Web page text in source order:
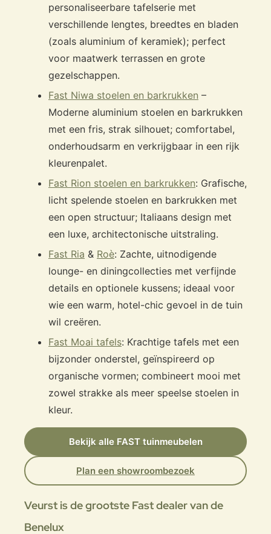
personaliseerbare tafelserie met
verschillende lengtes, breedtes en bladen
(zoals aluminium of keramiek); perfect
voor maatwerk terrassen en grote
gezelschappen.
Fast Niwa stoelen en barkrukken –
Moderne aluminium stoelen en barkrukken
met een fris, strak silhouet; comfortabel,
onderhoudsarm en verkrijgbaar in een rijk
kleurenpalet.
Fast Rion stoelen en barkrukken: Grafische,
licht spelende stoelen en barkrukken met
een open structuur; Italiaans design met
een luxe, architectonische uitstraling.
Fast Ria & Roè: Zachte, uitnodigende
lounge- en diningcollecties met verfijnde
details en optionele kussens; ideaal voor
wie een warm, hotel-chic gevoel in de tuin
wil creëren.
Fast Moai tafels: Krachtige tafels met een
bijzonder onderstel, geïnspireerd op
organische vormen; combineert mooi met
zowel strakke als meer speelse stoelen in
kleur.
Bekijk alle FAST tuinmeubelen
Plan een showroombezoek
Veurst is de grootste Fast dealer van de
Benelux